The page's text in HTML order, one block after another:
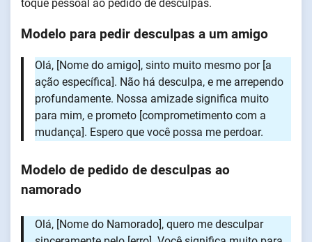
toque pessoal ao pedido de desculpas.
Modelo para pedir desculpas a um amigo
Olá, [Nome do amigo], sinto muito mesmo por [a
ação específica]. Não há desculpa, e me arrependo
profundamente. Nossa amizade significa muito
para mim, e prometo [comprometimento com a
mudança]. Espero que você possa me perdoar.
Modelo de pedido de desculpas ao
namorado
Olá, [Nome do Namorado], quero me desculpar